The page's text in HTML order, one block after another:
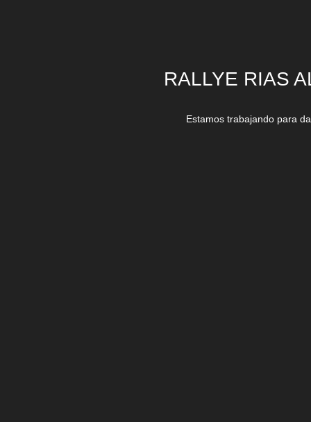
RALLYE RIAS
Estamos trabajando para